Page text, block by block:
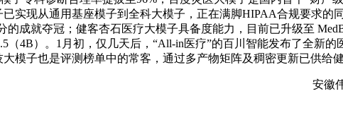
实现从通用基座模子到全科大模子，正在满脚HIPAA合规要求的
的成就夺冠；健客杏石医疗大模子具备度能力，目前已升级至
4B）。1月初，仅几天后，“All-in医疗”的百川智能发布了全新的
模子也是评测榜单中的常客，通过多产物矩阵及稠密更新已供给
安徽